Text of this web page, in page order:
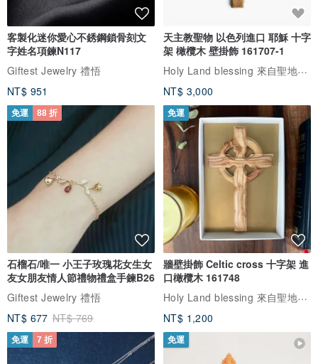
產品規格:
客製化迷你愛心不銹鋼鎖骨刻文
字姓名項鍊N117
Giftest Jewelry 禮悟
NT$ 951
天主教聖物 以色列進口 耶穌 十字
架 橄欖木 壁掛飾 161707-1
Holy Land blessing 來自聖地的祝福
NT$ 3,000
免運 88 折
石榴石/唯一 小王子玫瑰花女生女
友女朋友情人節禮物禮盒手鍊B26
Giftest Jewelry 禮悟
NT$ 677 NT$ 769
免運
牆壁掛飾 Celtic cross 十字架 進
口橄欖木 161748
Holy Land blessing 來自聖地的祝福
NT$ 1,200
免運 7 折 免運